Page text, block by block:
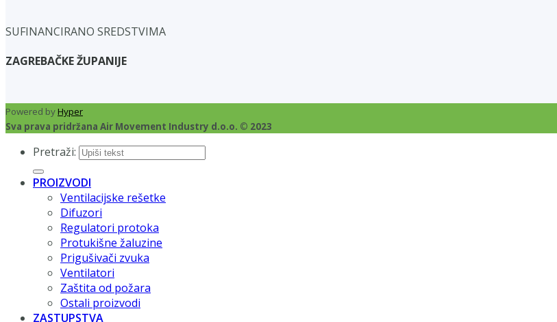
SUFINANCIRANO SREDSTVIMA
ZAGREBAČKE ŽUPANIJE
Powered byHyper
Sva prava pridržana Air Movement Industry d.o.o. © 2023
Pretraži:
PROIZVODI
Ventilacijske rešetke
Difuzori
Regulatori protoka
Protukišne žaluzine
Prigušivači zvuka
Ventilatori
Zaštita od požara
Ostali proizvodi
ZASTUPSTVA